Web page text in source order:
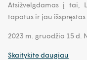
Atsižvelgdamas į tai,
tapatus ir jau
2023 m. gruodžio 15 d.
Skaitykite daugiau